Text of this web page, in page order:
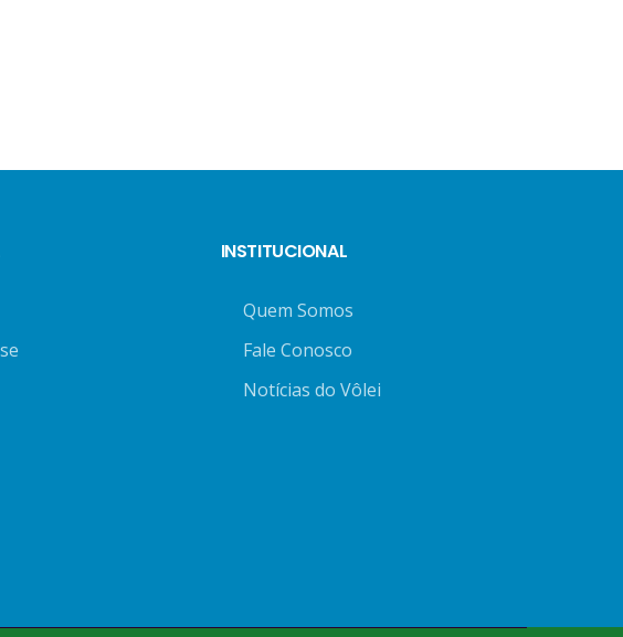
INSTITUCIONAL
Quem Somos
Fale Conosco
Notícias do Vôlei